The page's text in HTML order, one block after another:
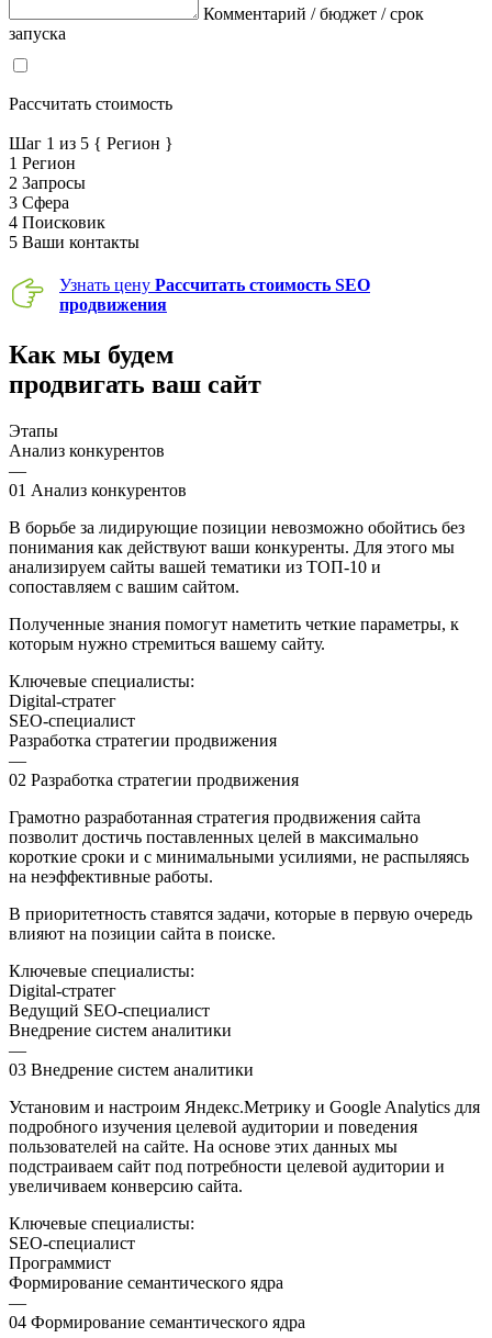
Комментарий / бюджет / срок
запуска
Рассчитать стоимость
Шаг 1 из 5 { Регион }
1 Регион
2 Запросы
3 Сфера
4 Поисковик
5 Ваши контакты
Узнать цену Рассчитать стоимость SEO
продвижения
Как мы будем
продвигать ваш сайт
Этапы
Анализ конкурентов
—
01 Анализ конкурентов
В борьбе за лидирующие позиции невозможно обойтись без
понимания как действуют ваши конкуренты. Для этого мы
анализируем сайты вашей тематики из ТОП-10 и
сопоставляем с вашим сайтом.
Полученные знания помогут наметить четкие параметры, к
которым нужно стремиться вашему сайту.
Ключевые специалисты:
Digital-стратег
SEO-специалист
Разработка стратегии продвижения
—
02 Разработка стратегии продвижения
Грамотно разработанная стратегия продвижения сайта
позволит достичь поставленных целей в максимально
короткие сроки и с минимальными усилиями, не распыляясь
на неэффективные работы.
В приоритетность ставятся задачи, которые в первую очередь
влияют на позиции сайта в поиске.
Ключевые специалисты:
Digital-стратег
Ведущий SEO-специалист
Внедрение систем аналитики
—
03 Внедрение систем аналитики
Установим и настроим Яндекс.Метрику и Google Analytics для
подробного изучения целевой аудитории и поведения
пользователей на сайте. На основе этих данных мы
подстраиваем сайт под потребности целевой аудитории и
увеличиваем конверсию сайта.
Ключевые специалисты:
SEO-специалист
Программист
Формирование семантического ядра
—
04 Формирование семантического ядра